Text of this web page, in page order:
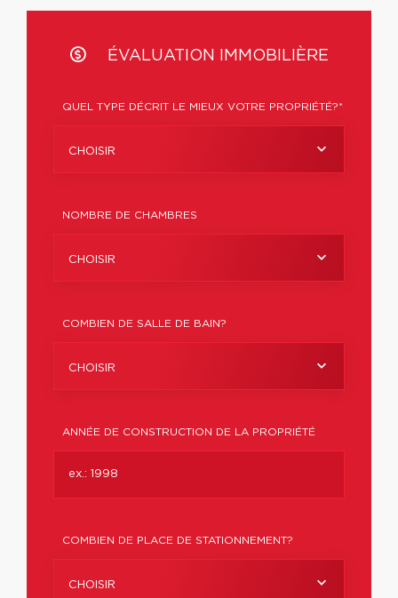
ÉVALUATION IMMOBILIÈRE
QUEL TYPE DÉCRIT LE MIEUX VOTRE PROPRIÉTÉ?*
CHOISIR
NOMBRE DE CHAMBRES
CHOISIR
COMBIEN DE SALLE DE BAIN?
CHOISIR
ANNÉE DE CONSTRUCTION DE LA PROPRIÉTÉ
COMBIEN DE PLACE DE STATIONNEMENT?
CHOISIR